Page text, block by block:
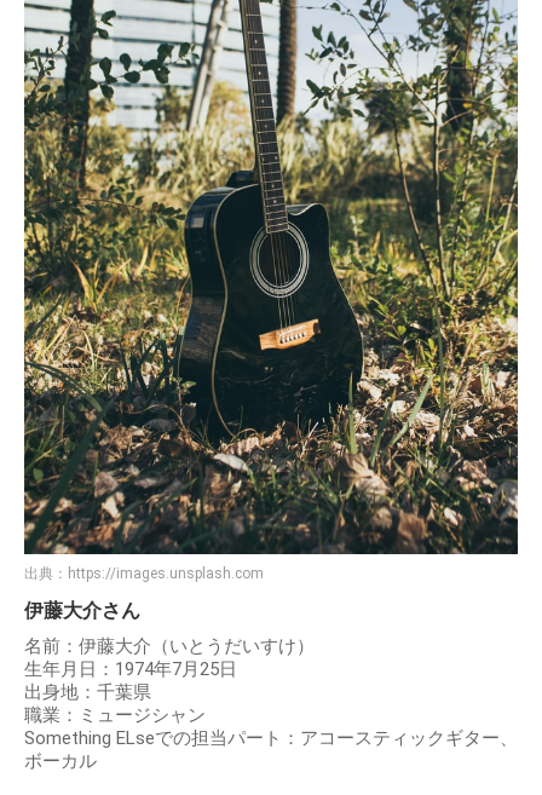
出典： https://images.unsplash.com
伊藤大介さん
名前：伊藤大介（いとうだいすけ）
生年月日：1974年7月25日
出身地：千葉県
職業：ミュージシャン
Something ELseでの担当パート：アコースティックギター、
ボーカル